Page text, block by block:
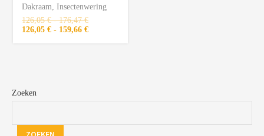
Dakraam, Insectenwering
126,05€ - 176,47€
126,05 € - 159,66 €
Zoeken